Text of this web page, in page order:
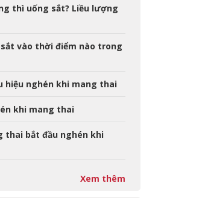
thì uống sắt? Liều lượng
sắt vào thời điểm nào trong
hiệu nghén khi mang thai
khi mang thai
thai bắt đầu nghén khi
Xem thêm